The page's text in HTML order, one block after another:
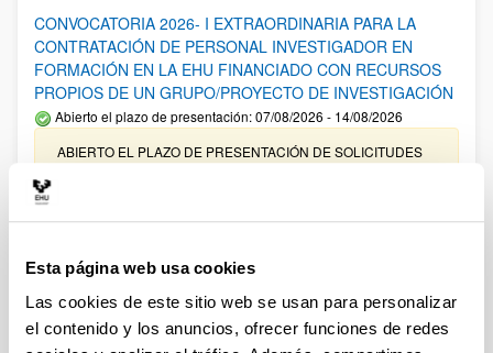
Esta página web usa cookies
Las cookies de este sitio web se usan para personalizar
el contenido y los anuncios, ofrecer funciones de redes
CONVOCATORIA 2026- I EXTRAORDINARIA PARA LA
CONTRATACIÓN DE PERSONAL INVESTIGADOR EN
FORMACIÓN EN LA EHU FINANCIADO CON RECURSOS
PROPIOS DE UN GRUPO/PROYECTO DE INVESTIGACIÓN
Abierto el plazo de presentación: 07/08/2026 - 14/08/2026
ABIERTO EL PLAZO DE PRESENTACIÓN DE SOLICITUDES
Ayudas para financiación de la adquisición y renovación de
UPV/EHU 2026
Trámite abierto
25/03/2026: Corrección de errores del listado provisional de
solicitudes admitidas y excluidas. 23/03/2026: Relación